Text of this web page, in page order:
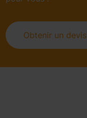
Obtenir un devis